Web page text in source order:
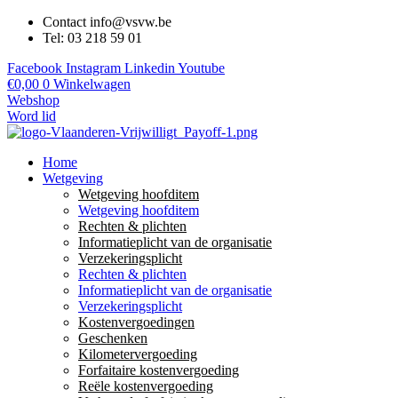
Contact info@vsvw.be
Tel: 03 218 59 01
Facebook Instagram Linkedin Youtube
€0,00 0 Winkelwagen
Webshop
Word lid
Home
Wetgeving
Wetgeving hoofditem
Wetgeving hoofditem
Rechten & plichten
Informatieplicht van de organisatie
Verzekeringsplicht
Rechten & plichten
Informatieplicht van de organisatie
Verzekeringsplicht
Kostenvergoedingen
Geschenken
Kilometervergoeding
Forfaitaire kostenvergoeding
Reële kostenvergoeding